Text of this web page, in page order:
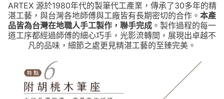
ARTEX 源於1980年代的製筆代工產業，傳承了30多年的精
湛工藝，與台灣各地師傅與工廠皆有長期密切的合作。 本產
品皆為台灣在地職人手工製作，聯手完成 。製作過程的每一
道工序都經過師傅的細心巧手，光影流轉間，展現出卓越不
凡的品味，細節之處更見精湛工藝的至臻完美。